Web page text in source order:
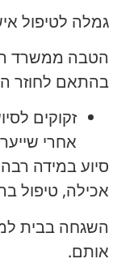
גמלה לטיפול
הטבה ממשרד
בהתאם לחוזר
זקוקים
אחרי
סיוע במידה
אכילה, טיפול
השגחה בבית
אותם.